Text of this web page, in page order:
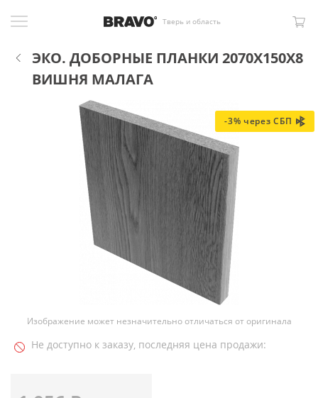
Тверь и область
ЭКО. ДОБОРНЫЕ ПЛАНКИ 2070X150X8
ВИШНЯ МАЛАГА
-3% через СБП
Изображение может незначительно отличаться от оригинала
Не доступно к заказу, последняя цена продажи: